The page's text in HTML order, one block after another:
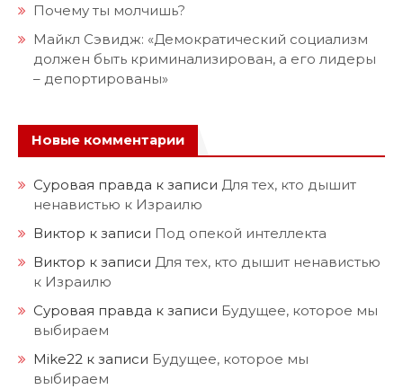
Почему ты молчишь?
Майкл Сэвидж: «Демократический социализм
должен быть криминализирован, а его лидеры
– депортированы»
Новые комментарии
Суровая правда к записи Для тех, кто дышит
ненавистью к Израилю
Виктор к записи Под опекой интеллекта
Виктор к записи Для тех, кто дышит ненавистью
к Израилю
Суровая правда к записи Будущее, которое мы
выбираем
Mike22 к записи Будущее, которое мы
выбираем